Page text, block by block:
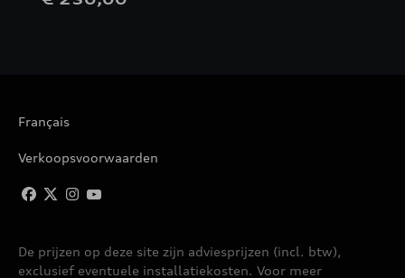
Français
Verkoopsvoorwaarden
De prijzen op deze site zijn adviesprijzen (incl. btw),
exclusief eventuele installatiekosten. Voor meer